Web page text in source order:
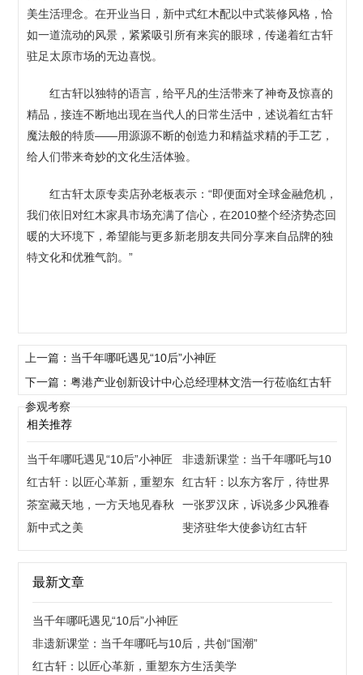
美生活理念。在开业当日，新中式红木配以中式装修风格，恰
如一道流动的风景，紧紧吸引所有来宾的眼球，传递着红古轩
驻足太原市场的无边喜悦。
红古轩以独特的语言，给平凡的生活带来了神奇及惊喜的
精品，接连不断地出现在当代人的日常生活中，述说着红古轩
魔法般的特质——用源源不断的创造力和精益求精的手工艺，
给人们带来奇妙的文化生活体验。
红古轩太原专卖店孙老板表示：“即便面对全球金融危机，
我们依旧对红木家具市场充满了信心，在2010整个经济势态回
暖的大环境下，希望能与更多新老朋友共同分享来自品牌的独
特文化和优雅气韵。”
上一篇：当千年哪吒遇见“10后”小神匠
下一篇：粤港产业创新设计中心总经理林文浩一行莅临红古轩
参观考察
相关推荐
当千年哪吒遇见“10后”小神匠
非遗新课堂：当千年哪吒与10
后，共创“国潮”
红古轩：以匠心革新，重塑东
方生活美学
红古轩：以东方客厅，待世界
来宾
茶室藏天地，一方天地见春秋
一张罗汉床，诉说多少风雅春
秋
新中式之美 斐济驻华大使参访红古轩
最新文章
当千年哪吒遇见“10后”小神匠
非遗新课堂：当千年哪吒与10后，共创“国潮”
红古轩：以匠心革新，重塑东方生活美学